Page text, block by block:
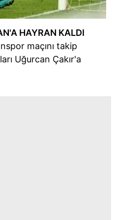
HAYRAN KALDI
maçını takip
Uğurcan Çakır'a